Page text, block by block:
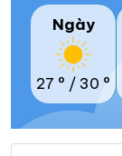
Ngày
27 ° / 30 °